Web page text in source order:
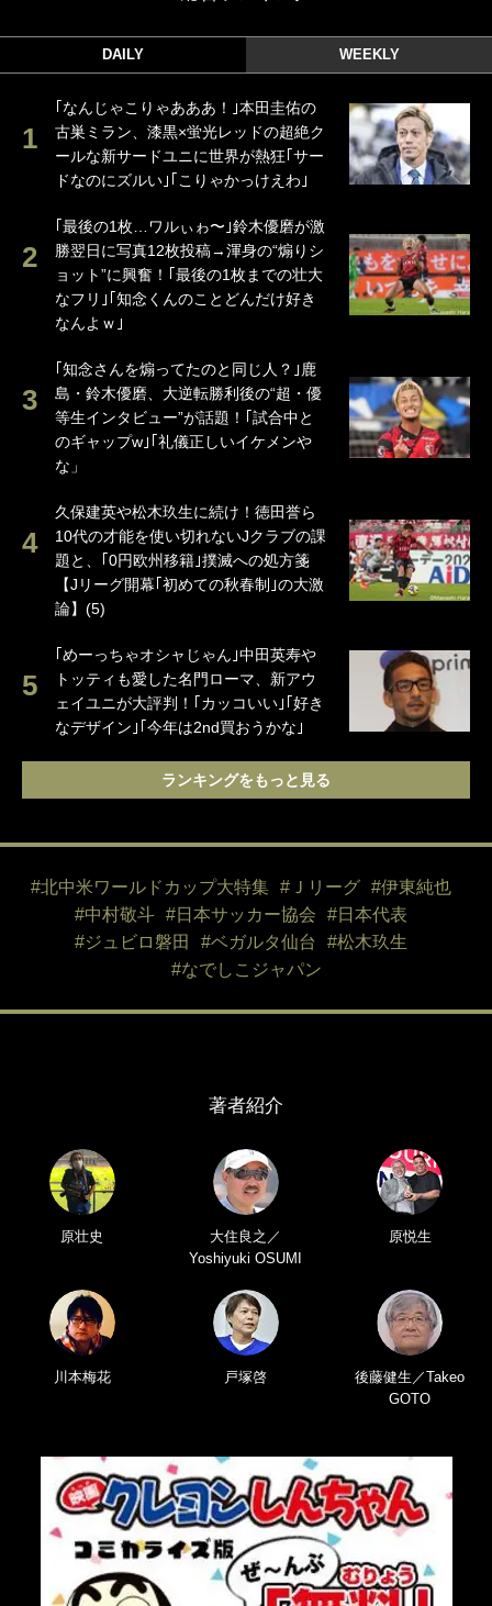
DAILY WEEKLY
｢なんじゃこりゃあああ！｣本田圭佑の
古巣ミラン、漆黒×蛍光レッドの超絶ク
ールな新サードユニに世界が熱狂｢サー
ドなのにズルい｣｢こりゃかっけえわ｣
｢最後の1枚…ワルぃゎ〜｣鈴木優磨が激
勝翌日に写真12枚投稿→渾身の“煽りシ
ョット”に興奮！｢最後の1枚までの壮大
なフリ｣｢知念くんのことどんだけ好き
なんよｗ｣
｢知念さんを煽ってたのと同じ人？｣鹿
島・鈴木優磨、大逆転勝利後の“超・優
等生インタビュー”が話題！｢試合中と
のギャップw｣｢礼儀正しいイケメンや
な」
久保建英や松木玖生に続け！徳田誉ら
10代の才能を使い切れないJクラブの課
題と、｢0円欧州移籍｣撲滅への処方箋
【Jリーグ開幕｢初めての秋春制｣の大激
論】(5)
｢めーっちゃオシャじゃん｣中田英寿や
トッティも愛した名門ローマ、新アウ
ェイユニが大評判！｢カッコいい｣｢好き
なデザイン｣｢今年は2nd買おうかな｣
ランキングをもっと見る
#北中米ワールドカップ大特集 #Ｊリーグ
#伊東純也
#中村敬斗
#日本サッカー協会
#日本代表
#ジュビロ磐田
#ベガルタ仙台
#松木玖生
#なでしこジャパン
著者紹介
原壮史
大住良之／
Yoshiyuki OSUMI
原悦生
川本梅花 戸塚啓
後藤健生／Takeo
GOTO